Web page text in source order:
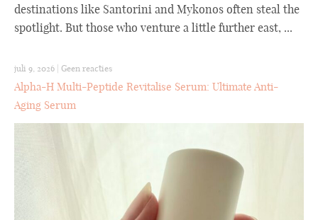
destinations like Santorini and Mykonos often steal the
spotlight. But those who venture a little further east, ...
juli 9, 2026 Geen reacties
Alpha-H Multi-Peptide Revitalise Serum: Ultimate Anti-
Aging Serum